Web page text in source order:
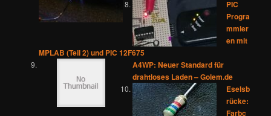
PIC
Progra
mmier
en mit
MPLAB (Teil 2) und PIC 12F675
A4WP: Neuer Standard für
drahtloses Laden – Golem.de
Eselsb
rücke:
Farbc